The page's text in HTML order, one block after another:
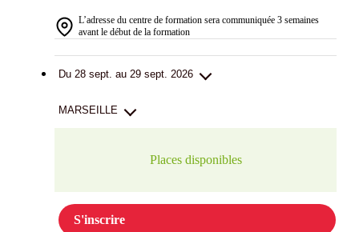
L’adresse du centre de formation sera communiquée 3 semaines
avant le début de la formation
Du 28 sept. au 29 sept. 2026
MARSEILLE
Places disponibles
S'inscrire